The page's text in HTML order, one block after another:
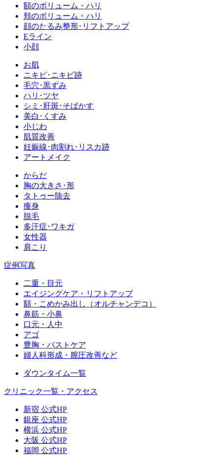
額のボリューム・ハリ
頬のボリューム・ハリ
顔のたるみ整形･リフトアップ
Eライン
小顔
お肌
ニキビ･ニキビ跡
毛穴･黒ずみ
ハリ･ツヤ
シミ･肝斑･そばかす
美白･くすみ
小じわ
肌質改善
妊娠線･肉割れ･リスカ跡
アートメイク
からだ
胸の大きさ･形
タトゥー除去
痩身
脱毛
多汗症･ワキガ
女性器
肩こり
症例写真
二重・目元
エイジングケア・リフトアップ
額・こめかみ出し（オルチャンデコ）
鼻筋・小鼻
口元・人中
アゴ
豊胸・バストケア
婦人科形成・膣圧改善など
ダウンタイム一覧
クリニック一覧・アクセス
新宿 公式HP
銀座 公式HP
横浜 公式HP
大阪 公式HP
福岡 公式HP